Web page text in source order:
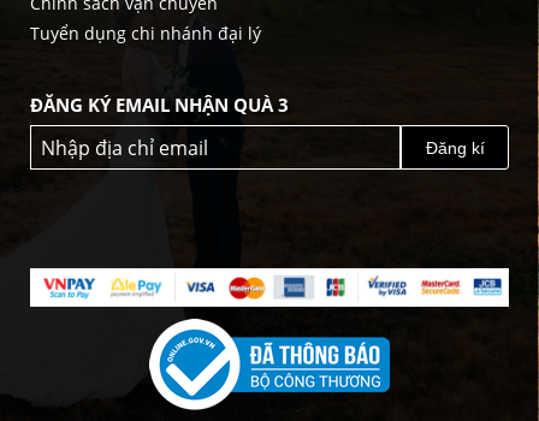
Tuyển dụng chi nhánh đại lý
ĐĂNG KÝ EMAIL NHẬN QUÀ 3
Đăng kí